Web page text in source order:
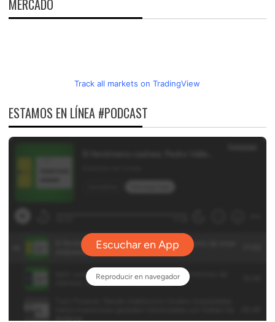
MERCADO
Track all markets on TradingView
ESTAMOS EN LÍNEA #PODCAST